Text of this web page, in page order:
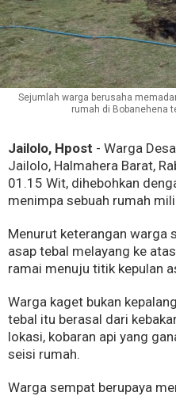
Sejumlah warga berusaha
rumah di Bobanehena
Jailolo, Hpost - Warga
Jailolo, Halmahera Barat,
01.15 Wit, dihebohkan
menimpa sebuah rumah
Menurut keterangan warga
asap tebal melayang ke
ramai menuju titik kepulan
Warga kaget bukan
tebal itu berasal dari
lokasi, kobaran api yang
seisi rumah.
Warga sempat berupaya